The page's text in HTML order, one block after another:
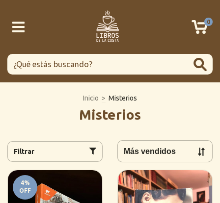
0
Inicio > Misterios
Misterios
Filtrar
4%
OFF